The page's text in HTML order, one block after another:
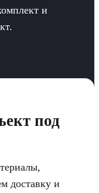
и
под
доставку и